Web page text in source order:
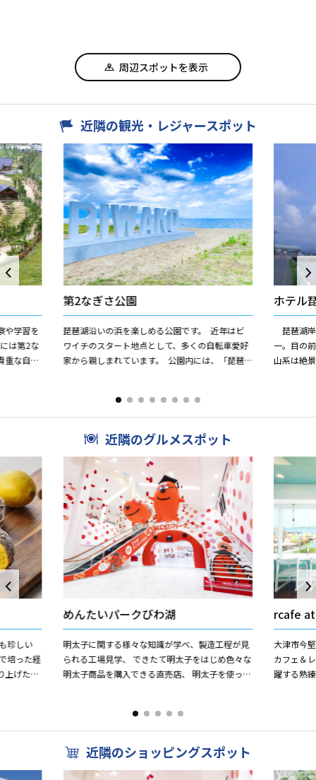
周辺スポットを表示
近隣の観光・レジャースポット
や学習を
は第2な
重な自然
第2なぎさ公園
琵琶湖沿いの浜を楽しめる公園です。 近年はビ
ワイチのスタート地点として、多くの自転車愛好
家から親しまれています。 公園内には、「琵琶
ホテル
琵琶湖
一。目の
山系は絶
近隣のグルメスポット
珍しい
培った経
上げたあ
めんたいパークびわ湖
明太子に関する様々な知識が学べ、製造工程が見
られる工場見学、 できたて明太子をはじめ色々な
明太子商品を購入できる直売店、 明太子を使った
rcafe
大津市今
カフェ＆
躍する熟
近隣のショッピングスポット